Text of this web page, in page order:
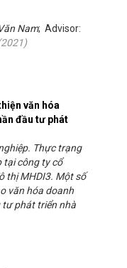
văn hóa
đầu tư phát
Nam; Advisor:
2021)
Thực trạng
tại công ty cổ
thị MHDI3. Một số
văn hóa doanh
tư phát triển nhà